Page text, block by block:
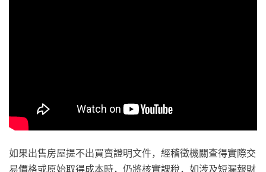
如果出售房屋提不出買賣證明文件，經稽徵機關查得實際交
易價格或原始取得成本時，仍將核實課稅，如涉及短漏報財